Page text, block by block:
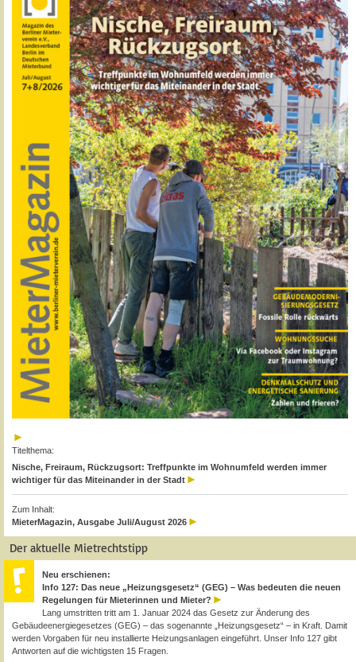
Titelthema:
Nische, Freiraum, Rückzugsort: Treffpunkte im Wohnumfeld werden immer
wichtiger für das Miteinander in der Stadt
Zum Inhalt:
MieterMagazin, Ausgabe Juli/August 2026
Der aktuelle Mietrechtstipp
Neu erschienen:
Info 127: Das neue „Heizungsgesetz“ (GEG) – Was bedeuten die neuen
Regelungen für Mieterinnen und Mieter?
Lang umstritten tritt am 1. Januar 2024 das Gesetz zur Änderung des
Gebäudeenergiegesetzes (GEG) – das sogenannte „Heizungsgesetz“ – in Kraft. Damit
werden Vorgaben für neu installierte Heizungsanlagen eingeführt. Unser Info 127 gibt
Antworten auf die wichtigsten 15 Fragen.